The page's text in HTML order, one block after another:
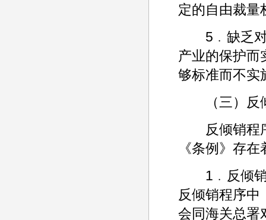
定的自由裁量
5﹒缺乏对“
产业的保护而
够标准而不实
（三）反倾
反倾销程序
《条例》存
1﹒反倾销
反倾销程序中
会同海关总署